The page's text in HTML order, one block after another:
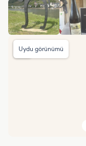
Uydu görünümü